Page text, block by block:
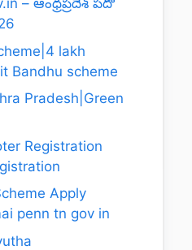
– ఆంధ్రప్రదేశ్ పదో
lakh
Bandhu scheme
Pradesh|Green
Registration
Apply
penn tn gov in